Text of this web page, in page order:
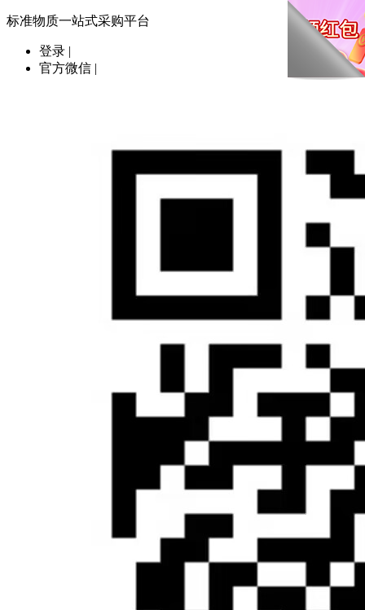
标准物质一站式采购平台
登录 |
官方微信 |